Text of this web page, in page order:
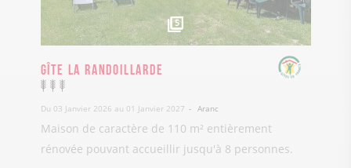
5
Gîte La Randoillarde
Du 03 Janvier 2026 au 01 Janvier 2027 Aranc
Maison de caractère de 110 m² entièrement
rénovée pouvant accueillir jusqu'à 8 personnes.